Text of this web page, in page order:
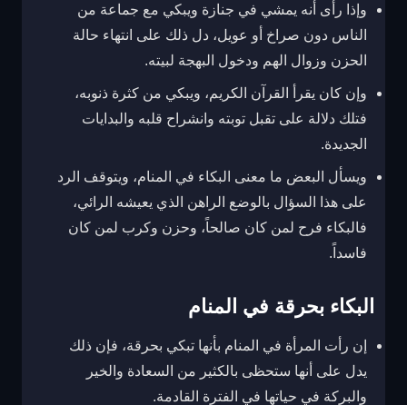
وإذا رأى أنه يمشي في جنازة ويبكي مع جماعة من
الناس دون صراخ أو عويل، دل ذلك على انتهاء حالة
الحزن وزوال الهم ودخول البهجة لبيته.
وإن كان يقرأ القرآن الكريم، ويبكي من كثرة ذنوبه،
فتلك دلالة على تقبل توبته وانشراح قلبه والبدايات
الجديدة.
ويسأل البعض ما معنى البكاء في المنام، ويتوقف الرد
على هذا السؤال بالوضع الراهن الذي يعيشه الرائي،
فالبكاء فرح لمن كان صالحاً، وحزن وكرب لمن كان
فاسداً.
البكاء بحرقة في المنام
إن رأت المرأة في المنام بأنها تبكي بحرقة، فإن ذلك
يدل على أنها ستحظى بالكثير من السعادة والخير
والبركة في حياتها في الفترة القادمة.